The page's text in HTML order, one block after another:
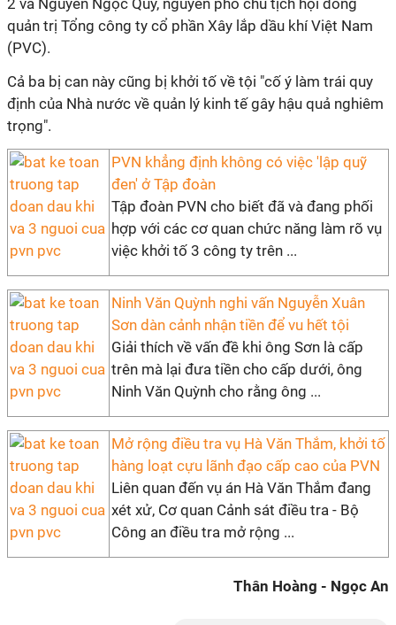
2 và Nguyễn Ngọc Quý, nguyên phó chủ tịch hội đồng
quản trị Tổng công ty cổ phần Xây lắp dầu khí Việt Nam
(PVC).
Cả ba bị can này cũng bị khởi tố về tội "cố ý làm trái quy
định của Nhà nước về quản lý kinh tế gây hậu quả nghiêm
trọng".
PVN khẳng định không có việc 'lập quỹ
đen' ở Tập đoàn
Tập đoàn PVN cho biết đã và đang phối
hợp với các cơ quan chức năng làm rõ vụ
việc khởi tố 3 công ty trên ...
Ninh Văn Quỳnh nghi vấn Nguyễn Xuân
Sơn dàn cảnh nhận tiền để vu hết tội
Giải thích về vấn đề khi ông Sơn là cấp
trên mà lại đưa tiền cho cấp dưới, ông
Ninh Văn Quỳnh cho rằng ông ...
Mở rộng điều tra vụ Hà Văn Thắm, khởi tố
hàng loạt cựu lãnh đạo cấp cao của PVN
Liên quan đến vụ án Hà Văn Thắm đang
xét xử, Cơ quan Cảnh sát điều tra - Bộ
Công an điều tra mở rộng ...
Thân Hoàng - Ngọc An